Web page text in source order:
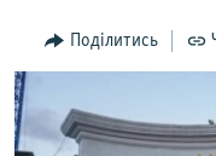
навігації
Перейти
до
пошуку
БЛОГИ
ПОГЛЯД
ІНТЕРВ'Ю
Поділитись